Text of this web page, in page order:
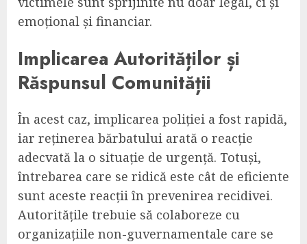
emoțional și financiar.
Implicarea Autorităților și
Răspunsul Comunității
În acest caz, implicarea poliției a fost rapidă,
iar reținerea bărbatului arată o reacție
adecvată la o situație de urgență. Totuși,
întrebarea care se ridică este cât de eficiente
sunt aceste reacții în prevenirea recidivei.
Autoritățile trebuie să colaboreze cu
organizațiile non-guvernamentale care se